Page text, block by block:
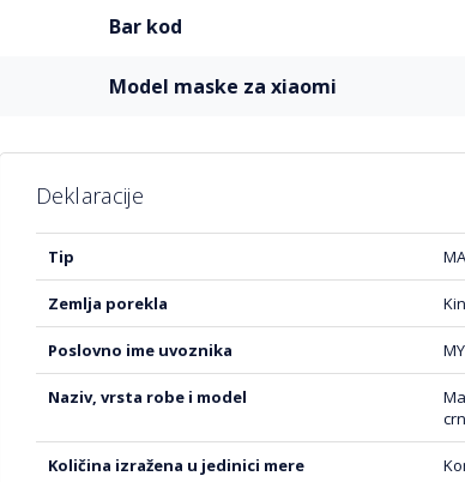
bar kod
model maske za xiaomi
Deklaracije
Više
informacija
tip
zemlja porekla
poslovno ime uvoznika
naziv, vrsta robe i model
količina izražena u jedinici mere